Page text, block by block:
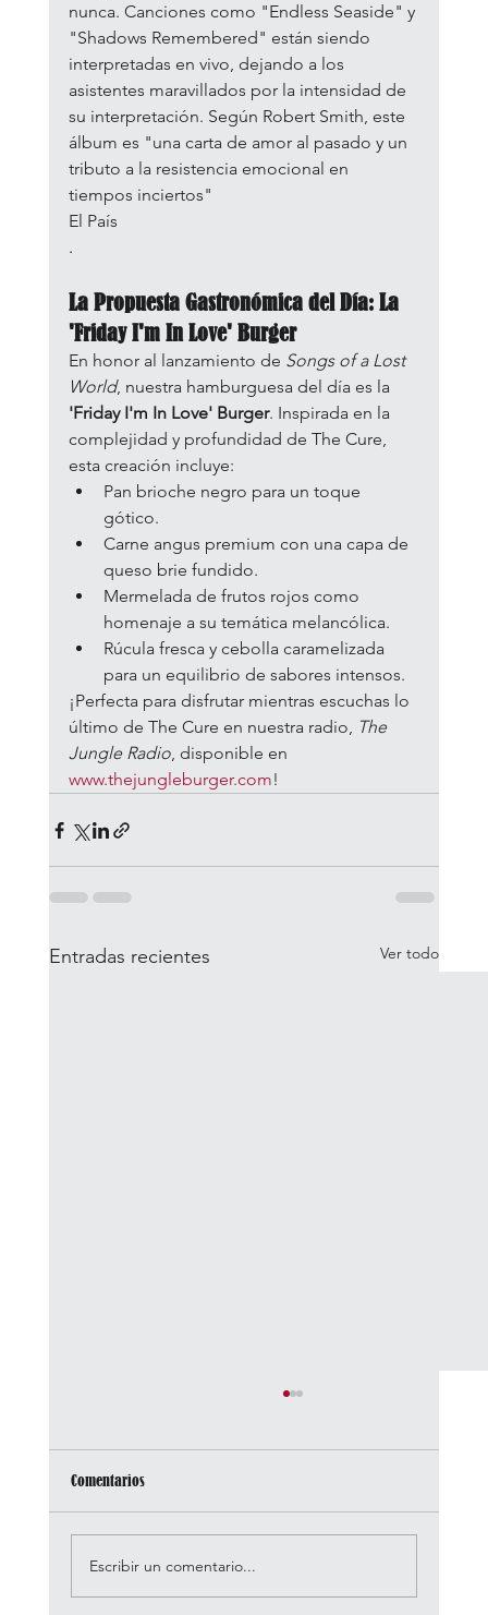
nunca. Canciones como "Endless Seaside" y
"Shadows Remembered" están siendo
interpretadas en vivo, dejando a los
asistentes maravillados por la intensidad de
su interpretación. Según Robert Smith, este
álbum es "una carta de amor al pasado y un
tributo a la resistencia emocional en
tiempos inciertos"​
El País
.
La Propuesta Gastronómica del Día: La
'Friday I'm In Love' Burger
En honor al lanzamiento de Songs of a Lost
World, nuestra hamburguesa del día es la
'Friday I'm In Love' Burger. Inspirada en la
complejidad y profundidad de The Cure,
esta creación incluye:
Pan brioche negro para un toque
gótico.
Carne angus premium con una capa de
queso brie fundido.
Mermelada de frutos rojos como
homenaje a su temática melancólica.
Rúcula fresca y cebolla caramelizada
para un equilibrio de sabores intensos.
¡Perfecta para disfrutar mientras escuchas lo
último de The Cure en nuestra radio, The
Jungle Radio, disponible en
www.thejungleburger.com!
Entradas recientes Ver todo
Comentarios
Escribir un comentario...